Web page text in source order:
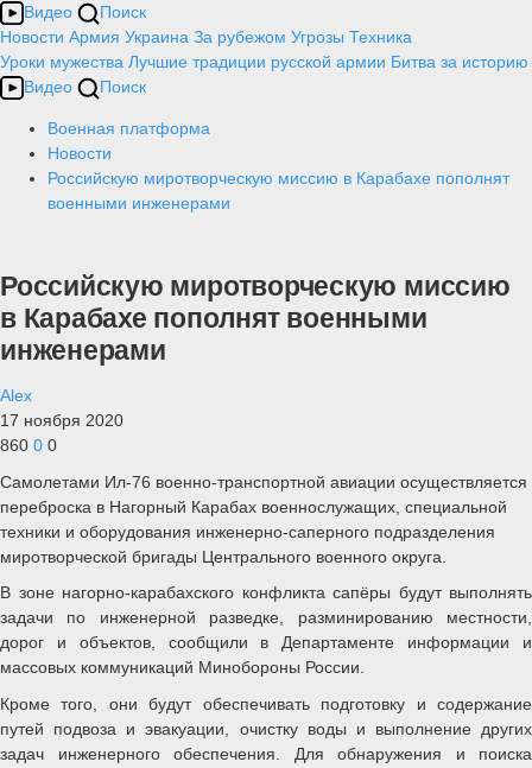
Видео
Поиск
Новости Армия Украина За рубежом Угрозы Техника
Уроки мужества Лучшие традиции русской армии Битва за историю
Видео
Поиск
Военная платформа
Новости
Российскую миротворческую миссию в Карабахе пополнят
военными инженерами
Российскую миротворческую миссию
в Карабахе пополнят военными
инженерами
Alex
17 ноября 2020
860 0 0
Самолетами Ил-76 военно-транспортной авиации осуществляется
переброска в Нагорный Карабах военнослужащих, специальной
техники и оборудования инженерно-саперного подразделения
миротворческой бригады Центрального военного округа.
В зоне нагорно-карабахского конфликта сапёры будут выполнять
задачи по инженерной разведке, разминированию местности,
дорог и объектов, сообщили в Департаменте информации и
массовых коммуникаций Минобороны России.
Кроме того, они будут обеспечивать подготовку и содержание
путей подвоза и эвакуации, очистку воды и выполнение других
задач инженерного обеспечения. Для обнаружения и поиска